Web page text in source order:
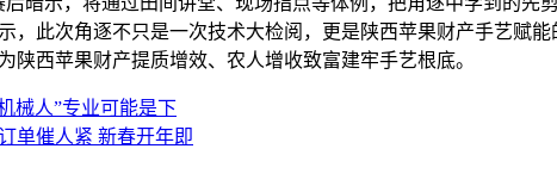
，此次角逐不只是一次技术大检阅，更是陕西苹果财产手艺赋
陕西苹果财产提质增效、农人增收致富建牢手艺根底。
械人”专业可能是下
单催人紧 新春开年即